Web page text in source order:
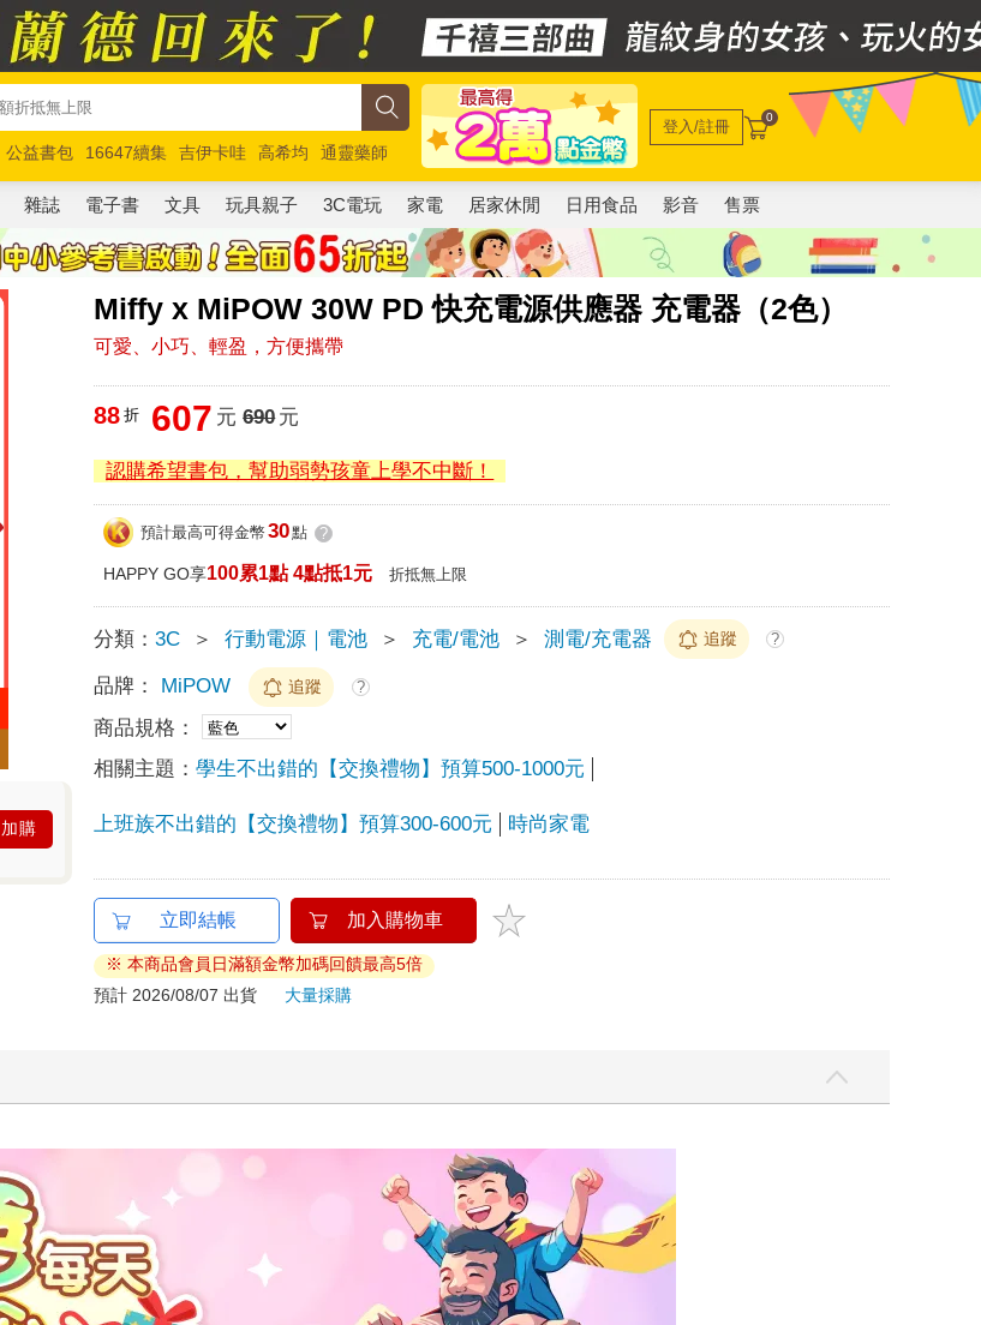
公益書包 16647續集 吉伊卡哇 高希均
通靈藥師
馬斯克 玩具總動員5 超慢跑
登入/註冊 0
雜誌 電子書 文具 玩具親子 3C電玩 家電 居家休閒 日用食品 影音 售票
Miffy x MiPOW 30W PD 快充電源供應器 充電器（2色）
可愛、小巧、輕盈，方便攜帶
加購
88 折 607 元 690元
認購希望書包，幫助弱勢孩童上學不中斷！
預計最高可得金幣 30點 ?
HAPPY GO享100累1點 4點抵1元 折抵無上限
分類：3C ＞ 行動電源｜電池 ＞ 充電/電池 ＞ 測電/充電器 追蹤 ?
品牌： MiPOW 追蹤 ?
商品規格：
相關主題：學生不出錯的【交換禮物】預算500-1000元
上班族不出錯的【交換禮物】預算300-600元 時尚家電
立即結帳 加入購物車
※ 本商品會員日滿額金幣加碼回饋最高5倍
預計 2026/08/07 出貨
大量採購